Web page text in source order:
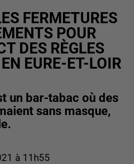
FERMETURES
POUR
DES RÈGLES
EURE-ET-LOIR
un bar-tabac où des
sans masque,
à 11h55